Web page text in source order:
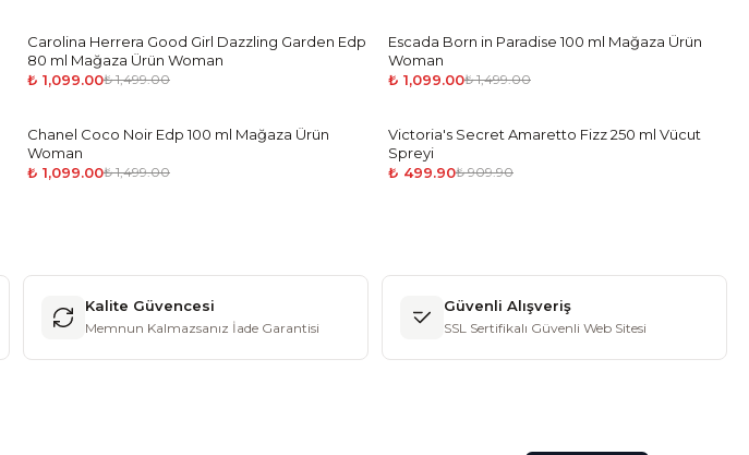
-27%
Carolina Herrera Good Girl Dazzling Garden Edp
80 ml Mağaza Ürün Woman
₺ 1,099.00₺ 1,499.00
-27%
Escada Born in Paradise 100 ml Mağaza Ürün
Woman
₺ 1,099.00₺ 1,499.00
-27%
Chanel Coco Noir Edp 100 ml Mağaza Ürün
Woman
₺ 1,099.00₺ 1,499.00
-45%
Victoria's Secret Amaretto Fizz 250 ml Vücut
Spreyi
₺ 499.90₺ 909.90
Kalite Güvencesi
Memnun Kalmazsanız İade Garantisi
Güvenli Alışveriş
SSL Sertifikalı Güvenli Web Sitesi